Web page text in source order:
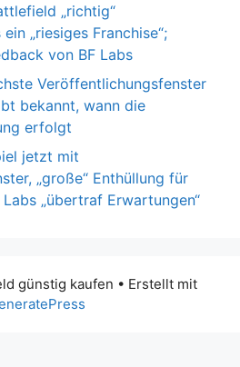
„richtig“
„riesiges Franchise“;
von BF Labs
Veröffentlichungsfenster
bekannt, wann die
erfolgt
jetzt mit
„große“ Enthüllung für
„übertraf Erwartungen“
günstig kaufen • Erstellt mit